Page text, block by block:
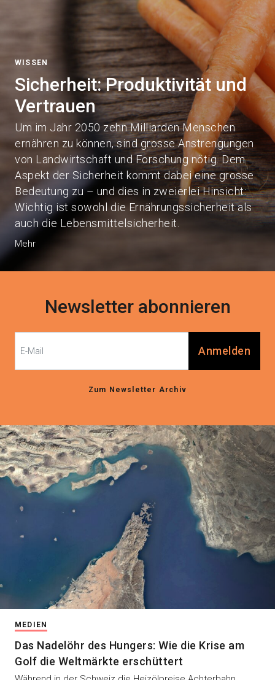
WISSEN
Sicherheit: Produktivität und
Vertrauen
Um im Jahr 2050 zehn Milliarden Menschen
ernähren zu können, sind grosse Anstrengungen
von Landwirtschaft und Forschung nötig. Dem
Aspekt der Sicherheit kommt dabei eine grosse
Bedeutung zu – und dies in zweierlei Hinsicht:
Wichtig ist sowohl die Ernährungssicherheit als
auch die Lebensmittelsicherheit.
Mehr
Newsletter abonnieren
Anmelden
Zum Newsletter Archiv
MEDIEN
Das Nadelöhr des Hungers: Wie die Krise am
Golf die Weltmärkte erschüttert